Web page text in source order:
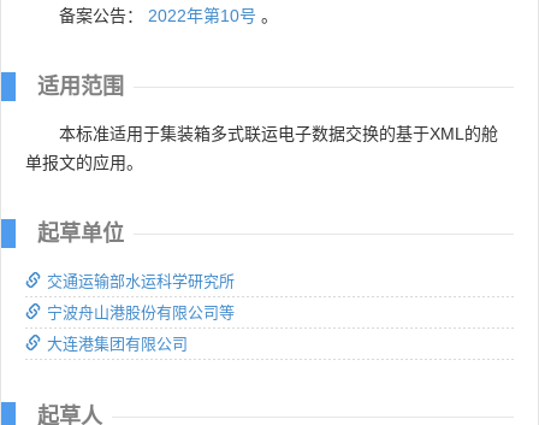
备案公告： 2022年第10号 。
适用范围
本标准适用于集装箱多式联运电子数据交换的基于XML的舱
单报文的应用。
起草单位
交通运输部水运科学研究所
宁波舟山港股份有限公司等
大连港集团有限公司
起草人